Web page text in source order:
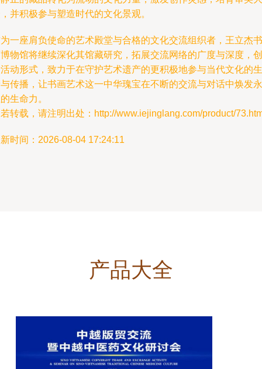
并积极参与塑造时代的文化景观。
一座肩负使命的艺术殿堂与合格的文化交流组织者，王立杰书
物馆将继续深化其馆藏研究，拓展交流网络的广度与深度，创
动形式，致力于在守护艺术遗产的更积极地参与当代文化的生
传播，让书画艺术这一中华瑰宝在不断的交流与对话中焕发永
生命力。
转载，请注明出处：http://www.iejinglang.com/product/
时间：2026-08-04 17:24:11
产品大全